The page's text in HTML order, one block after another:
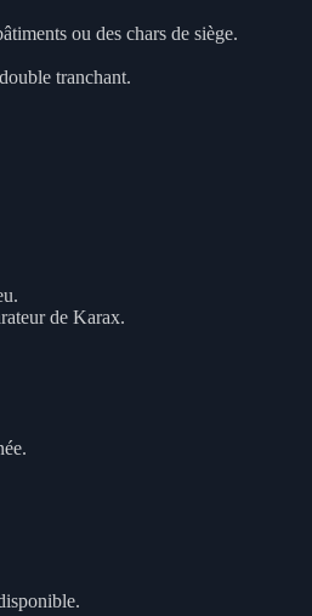
ou des chars de siège.
tranchant.
de Karax.